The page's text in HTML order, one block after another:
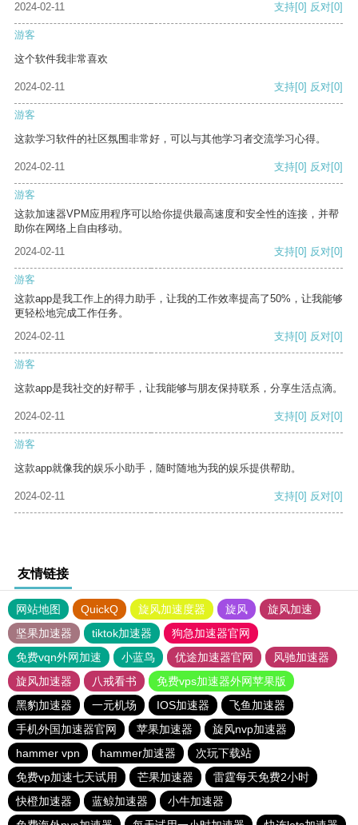
2024-02-11 支持[0] 反对[0]
游客
这个软件我非常喜欢
2024-02-11 支持[0] 反对[0]
游客
这款学习软件的社区氛围非常好，可以与其他学习者交流学习心得。
2024-02-11 支持[0] 反对[0]
游客
这款加速器VPM应用程序可以给你提供最高速度和安全性的连接，并帮
助你在网络上自由移动。
2024-02-11
支持[0] 反对[0]
游客
这款app是我工作上的得力助手，让我的工作效率提高了50%，让我能够
更轻松地完成工作任务。
2024-02-11
支持[0] 反对[0]
游客
这款app是我社交的好帮手，让我能够与朋友保持联系，分享生活点滴。
2024-02-11 支持[0] 反对[0]
游客
这款app就像我的娱乐小助手，随时随地为我的娱乐提供帮助。
2024-02-11 支持[0] 反对[0]
友情链接
网站地图 QuickQ 旋风加速度器 旋风
旋风加速
坚果加速器
tiktok加速器
狗急加速器官网
免费vqn外网加速
小蓝鸟 优途加速器官网
风驰加速器
旋风加速器
八戒看书
免费vps加速器外网苹果版
黑豹加速器
一元机场 IOS加速器
飞鱼加速器
手机外国加速器官网
苹果加速器
旋风nvp加速器
hammer vpn
hammer加速器
次玩下载站
免费vp加速七天试用
芒果加速器
雷霆每天免费2小时
快橙加速器
蓝鲸加速器
小牛加速器